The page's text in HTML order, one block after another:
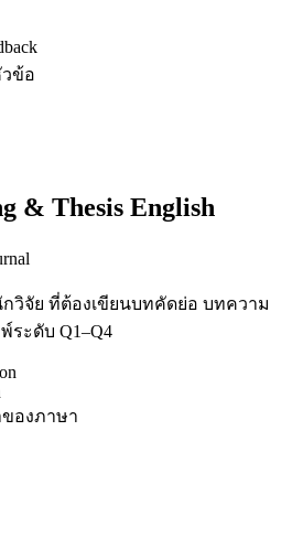
วข้อ
& Thesis English
วิจัย ที่ต้องเขียนบทคัดย่อ บทความ
ระดับ Q1–Q4
ของภาษา